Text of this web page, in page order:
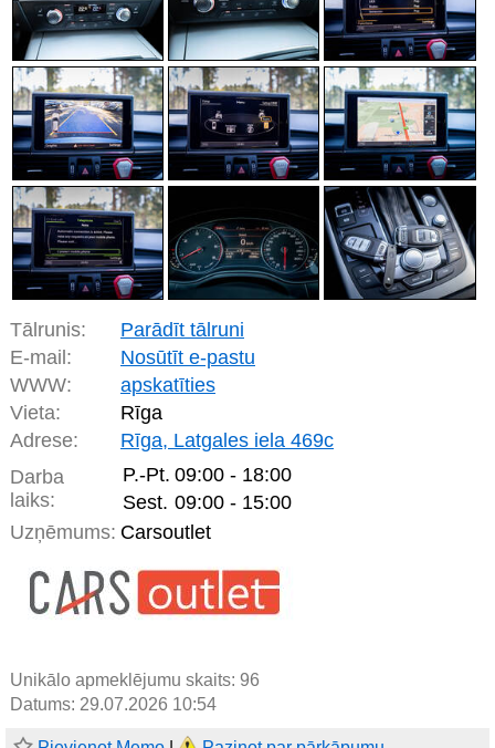
Tālrunis:
Parādīt tālruni
E-mail:
Nosūtīt e-pastu
WWW:
apskatīties
Vieta:
Rīga
Adrese:
Rīga, Latgales iela 469c
Darba
laiks:
P.-Pt. 09:00 - 18:00
Sest. 09:00 - 15:00
Uzņēmums: Carsoutlet
Unikālo apmeklējumu skaits: 96
Datums: 29.07.2026 10:54